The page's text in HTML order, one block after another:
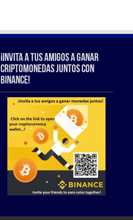
¡Invita a tus amigos a ganar
criptomonedas juntos con
Binance!